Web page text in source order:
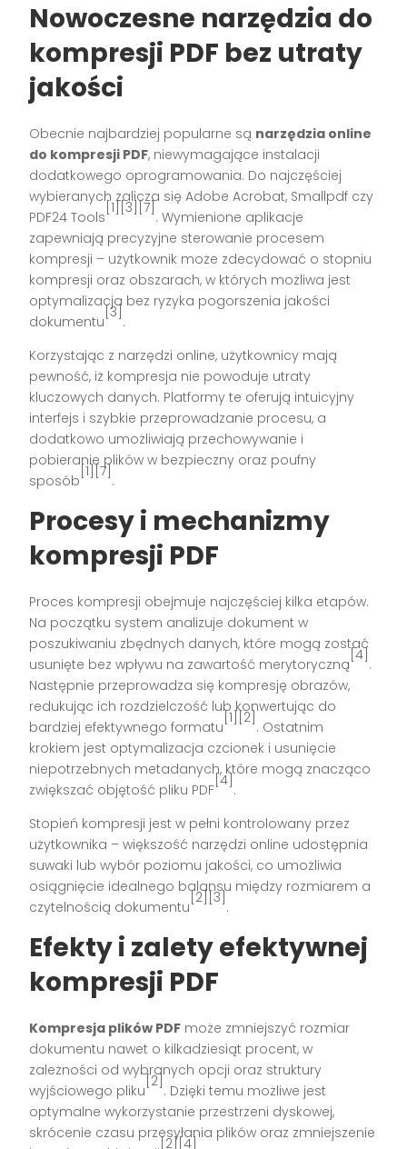
Nowoczesne narzędzia do
kompresji PDF bez utraty
jakości
Obecnie najbardziej popularne są narzędzia online
do kompresji PDF, niewymagające instalacji
dodatkowego oprogramowania. Do najczęściej
wybieranych zalicza się Adobe Acrobat, Smallpdf czy
PDF24 Tools
[1][3][7]
. Wymienione aplikacje
zapewniają precyzyjne sterowanie procesem
kompresji – użytkownik może zdecydować o stopniu
kompresji oraz obszarach, w których możliwa jest
optymalizacja bez ryzyka pogorszenia jakości
dokumentu
[3]
.
Korzystając z narzędzi online, użytkownicy mają
pewność, iż kompresja nie powoduje utraty
kluczowych danych. Platformy te oferują intuicyjny
interfejs i szybkie przeprowadzanie procesu, a
dodatkowo umożliwiają przechowywanie i
pobieranie plików w bezpieczny oraz poufny
sposób
[1][7]
.
Procesy i mechanizmy
kompresji PDF
Proces kompresji obejmuje najczęściej kilka etapów.
Na początku system analizuje dokument w
poszukiwaniu zbędnych danych, które mogą zostać
usunięte bez wpływu na zawartość merytoryczną
[4]
.
Następnie przeprowadza się kompresję obrazów,
redukując ich rozdzielczość lub konwertując do
bardziej efektywnego formatu
[1][2]
. Ostatnim
krokiem jest optymalizacja czcionek i usunięcie
niepotrzebnych metadanych, które mogą znacząco
zwiększać objętość pliku PDF
[4]
.
Stopień kompresji jest w pełni kontrolowany przez
użytkownika – większość narzędzi online udostępnia
suwaki lub wybór poziomu jakości, co umożliwia
osiągnięcie idealnego balansu między rozmiarem a
czytelnością dokumentu
[2][3]
.
Efekty i zalety efektywnej
kompresji PDF
Kompresja plików PDF może zmniejszyć rozmiar
dokumentu nawet o kilkadziesiąt procent, w
zależności od wybranych opcji oraz struktury
wyjściowego pliku
[2]
. Dzięki temu możliwe jest
optymalne wykorzystanie przestrzeni dyskowej,
skrócenie czasu przesyłania plików oraz zmniejszenie
[2][4]